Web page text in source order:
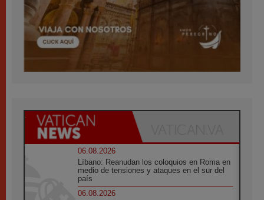
06.08.2026
Líbano: Reanudan los coloquios en Roma en
medio de tensiones y ataques en el sur del
país
06.08.2026